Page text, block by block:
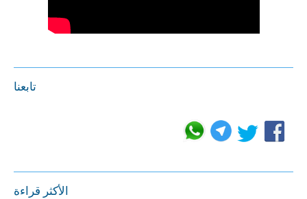
تابعنا
الأكثر قراءة